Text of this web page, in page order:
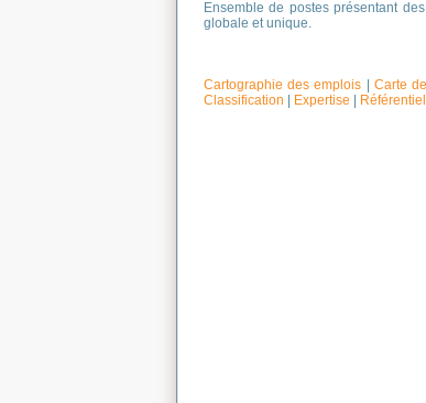
Ensemble de postes présentant
globale et unique.
Cartographie des emplois Carte
Classification
Expertise